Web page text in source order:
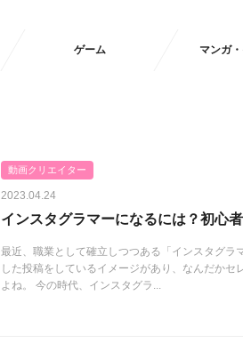
ゲーム マンガ
動画クリエイター
2023.04.24
インスタグラマーになるには？初心
最近、職業として確立しつつある「インスタグラ
した投稿をしているイメージがあり、なんだか
よね。 今の時代、インスタグラ...